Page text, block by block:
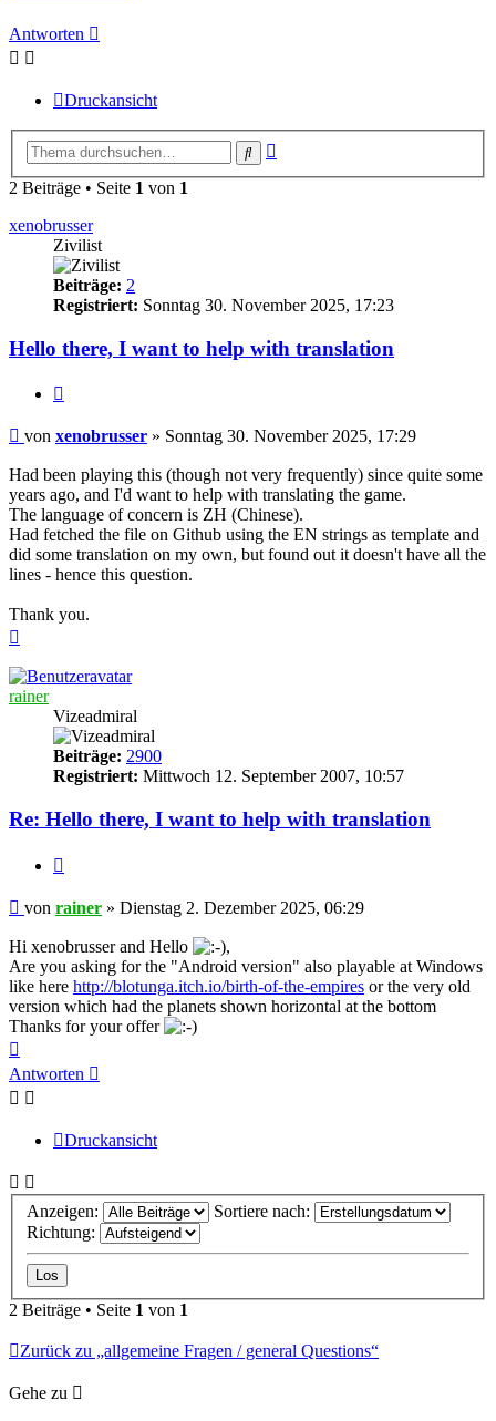
Antworten
Druckansicht
Suche
2 Beiträge • Seite 1 von 1
xenobrusser
Zivilist
Beiträge: 2
Registriert: Sonntag 30. November 2025, 17:23
Hello there, I want to help with translation
Beitrag
von xenobrusser » Sonntag 30. November 2025, 17:29
Had been playing this (though not very frequently) since quite some
years ago, and I'd want to help with translating the game.
The language of concern is ZH (Chinese).
Had fetched the file on Github using the EN strings as template and
did some translation on my own, but found out it doesn't have all the
lines - hence this question.
Thank you.
rainer
Vizeadmiral
Beiträge: 2900
Registriert: Mittwoch 12. September 2007, 10:57
Re: Hello there, I want to help with translation
Beitrag
von rainer » Dienstag 2. Dezember 2025, 06:29
Hi xenobrusser and Hello
,
Are you asking for the "Android version" also playable at Windows
like here http://blotunga.itch.io/birth-of-the-empires or the very old
version which had the planets shown horizontal at the bottom
Thanks for your offer
oben
Antworten
Druckansicht
Anzeigen:
Sortiere nach:
Richtung:
2 Beiträge • Seite 1 von 1
Zurück zu „allgemeine Fragen / general Questions“
Gehe zu